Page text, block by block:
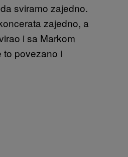
sviramo zajedno.
zajedno, a
i sa Markom
to povezano i